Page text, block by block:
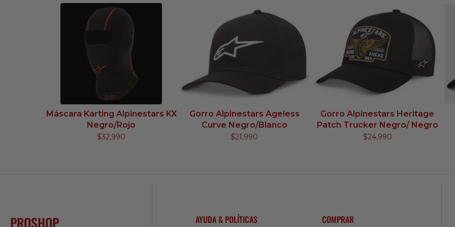
Máscara Karting Alpinestars KX
Negro/Rojo
$32,990
Gorro Alpinestars Ageless
Curve Negro/Blanco
$21,990
Gorro Alpinestars Heritage
Patch Trucker Negro/ Negro
$24,990
PROSHOP AYUDA & POLÍTICAS COMPRAR